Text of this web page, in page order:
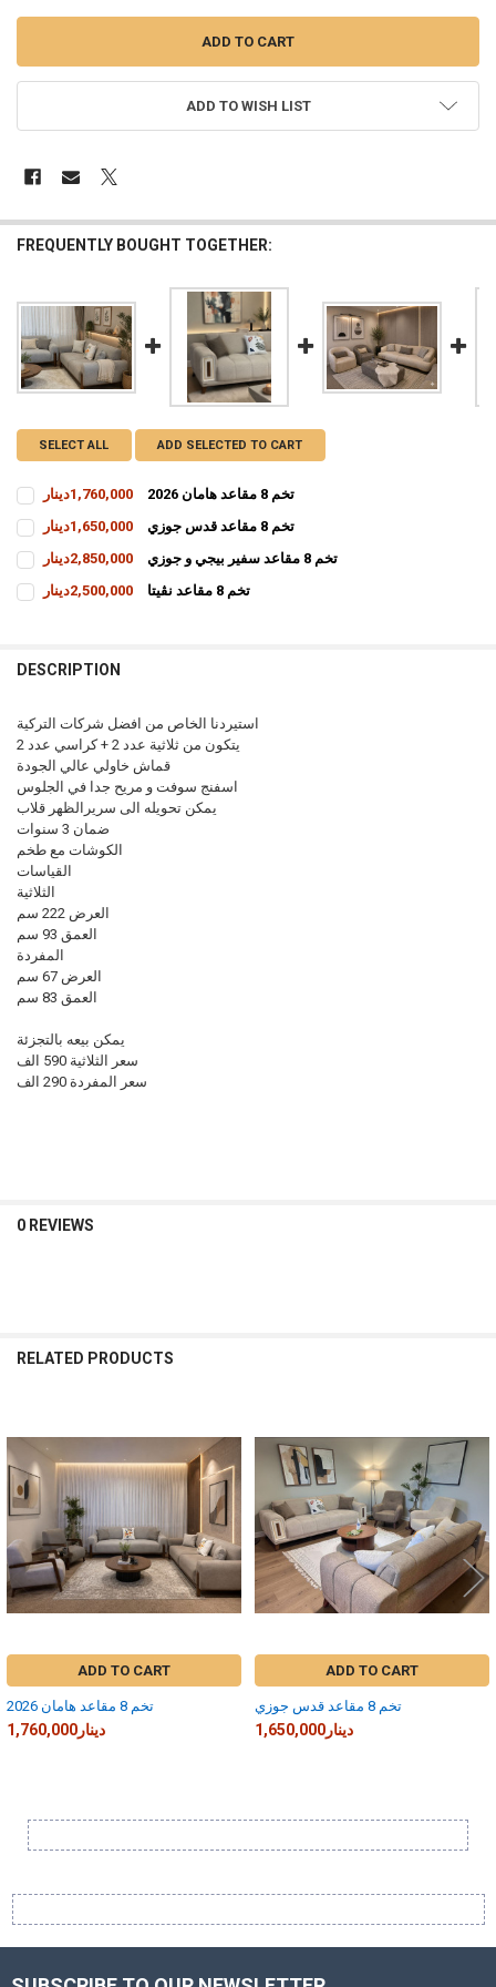
ADD TO WISH LIST
FREQUENTLY BOUGHT TOGETHER:
SELECT ALL ADD SELECTED TO CART
تخم 8 مقاعد هامان 2026
1,760,000دينار
CURRENT
STOCK:
QUANTITY:
تخم 8 مقاعد قدس جوزي
1,650,000دينار
CURRENT
STOCK:
QUANTITY:
تخم 8 مقاعد سفير بيجي و جوزي
2,850,000دينار
CURRENT
STOCK:
QUANTITY:
تخم 8 مقاعد نڤيتا
2,500,000دينار
DESCRIPTION
استيردنا الخاص من افضل شركات التركية
يتكون من ثلاثية عدد 2 + كراسي عدد 2
قماش خاولي عالي الجودة
اسفنج سوفت و مريح جدا في الجلوس
يمكن تحويله الى سريرالظهر قلاب
ضمان 3 سنوات
الكوشات مع طخم
القياسات
الثلاثية
العرض 222 سم
العمق 93 سم
المفردة
العرض 67 سم
العمق 83 سم
يمكن بيعه بالتجزئة
سعر الثلاثية 590 الف
سعر المفردة 290 الف
0 REVIEWS
RELATED PRODUCTS
Related
Products
ADD TO CART
تخم 8 مقاعد هامان 2026
1,760,000دينار
ADD TO CART
تخم 8 مقاعد قدس جوزي
1,650,000دينار